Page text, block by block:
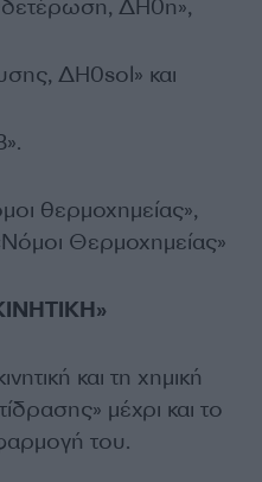
ΔΗ0n»,
ΔΗ0sol» και
θερμοχημείας»,
Θερμοχημείας»
και τη χημική
μέχρι και το
του.